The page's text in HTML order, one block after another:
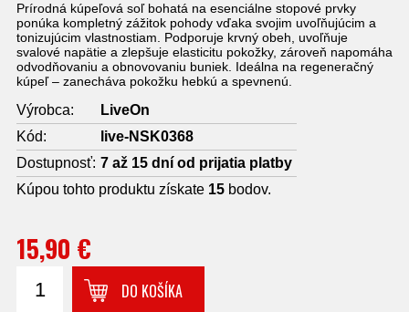
Prírodná kúpeľová soľ bohatá na esenciálne stopové prvky
ponúka kompletný zážitok pohody vďaka svojim uvoľňujúcim a
tonizujúcim vlastnostiam. Podporuje krvný obeh, uvoľňuje
svalové napätie a zlepšuje elasticitu pokožky, zároveň napomáha
odvodňovaniu a obnovovaniu buniek. Ideálna na regeneračný
kúpeľ – zanecháva pokožku hebkú a spevnenú.
Výrobca:
LiveOn
Kód:
live-NSK0368
Dostupnosť: 7 až 15 dní od prijatia platby
Kúpou tohto produktu získate 15 bodov.
15,90 €
DO KOŠÍKA